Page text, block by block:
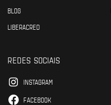
BLOG
LIBERACRED
REDES SOCIAIS
INSTAGRAM
FACEBOOK